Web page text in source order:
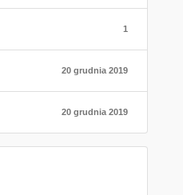
1
20 grudnia 2019
20 grudnia 2019